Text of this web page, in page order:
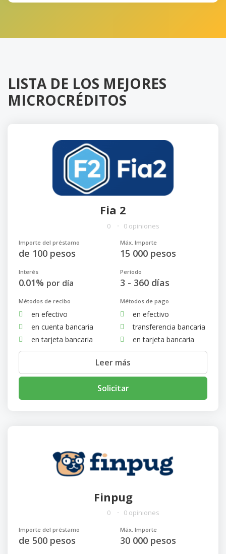
LISTA DE LOS MEJORES
MICROCRÉDITOS
Fia 2
0 0 opiniones
Importe del préstamo
de 100 pesos
Máx. Importe
15 000 pesos
Interés
0.01% por día
Período
3 - 360 días
Métodos de recibo
en efectivo
en cuenta bancaria
en tarjeta bancaria
Métodos de pago
en efectivo
transferencia bancaria
en tarjeta bancaria
Leer más
Solicitar
Finpug
0 0 opiniones
Importe del préstamo
de 500 pesos
Máx. Importe
30 000 pesos